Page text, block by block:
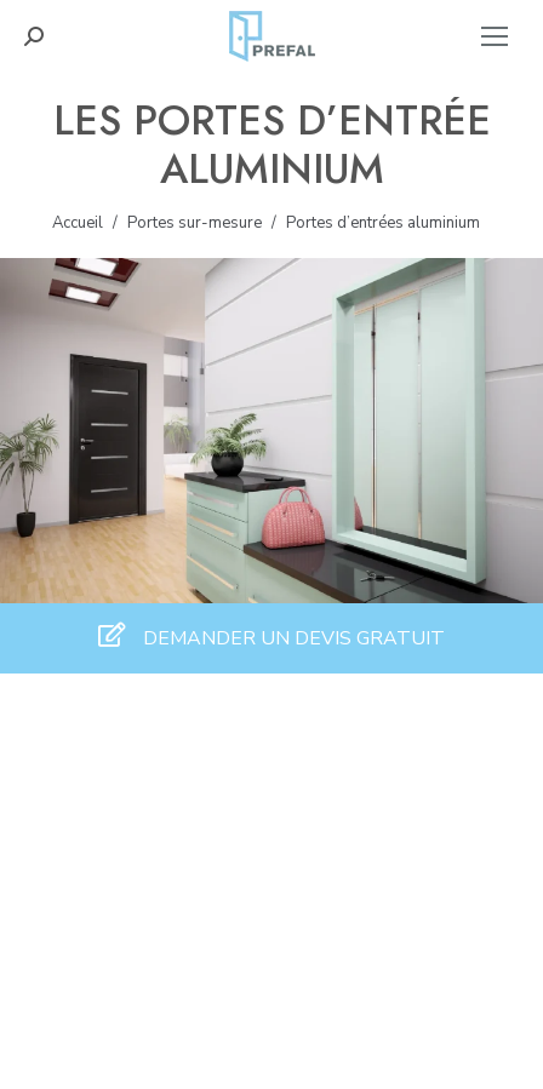
Recherche
LES PORTES D’ENTRÉE
ALUMINIUM
Vous êtes ici :
Accueil Portes sur-mesure Portes d’entrées aluminium
DEMANDER UN DEVIS GRATUIT